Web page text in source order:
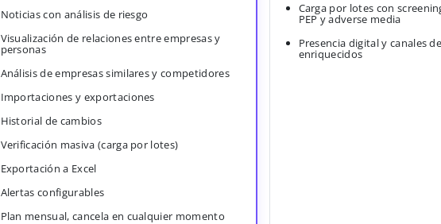
Noticias con análisis de riesgo
Visualización de relaciones entre empresas y
personas
Análisis de empresas similares y competidores
Importaciones y exportaciones
Historial de cambios
Verificación masiva (carga por lotes)
Exportación a Excel
Alertas configurables
Plan mensual, cancela en cualquier momento
Carga por lotes con
PEP y adverse media
Presencia digital y canales
enriquecidos